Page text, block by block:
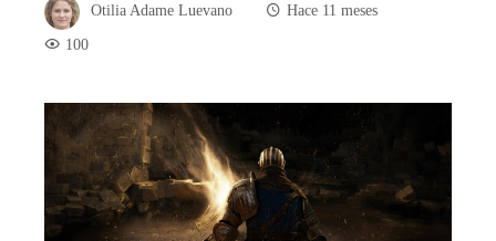
Otilia Adame Luevano
Hace 11 meses
100